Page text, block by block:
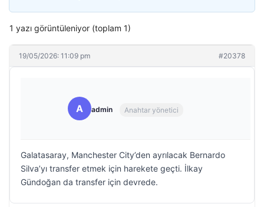
1 yazı görüntüleniyor (toplam 1)
19/05/2026: 11:09 pm #20378
A admin Anahtar yönetici
Galatasaray, Manchester City’den ayrılacak Bernardo
Silva’yı transfer etmek için harekete geçti. İlkay
Gündoğan da transfer için devrede.